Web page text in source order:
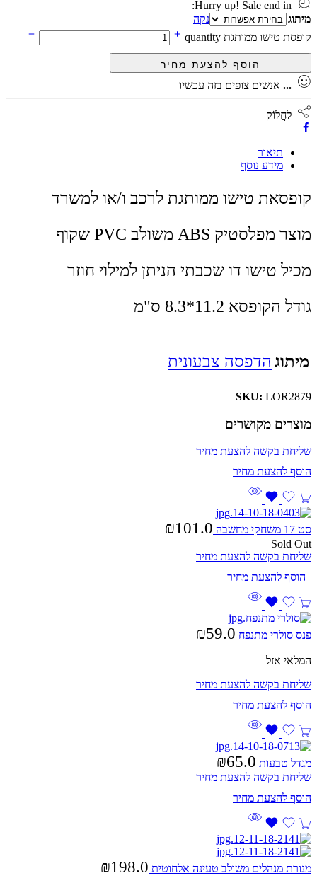
מיתוג
נקה
קופסת טישו ממותגת quantity
... אנשים צופים בזה עכשיו
לַחֲלוֹק
תיאור
מידע נוסף
קופסאת טישו ממותגת לרכב ו/או למשרד
מוצר מפלסטיק ABS משולב PVC שקוף
מכיל טישו דו שכבתי הניתן למילוי חוזר
גודל הקופסא 11.2*8.3 ס"מ
מיתוג הדפסה צבעונית
SKU: LOR2879
מוצרים מקושרים
שליחת בקשה להצעת מחיר
סט 17 משחקי מחשבה ₪101.0
Sold Out
שליחת בקשה להצעת מחיר
פנס סולרי מתנפח ₪59.0
המלאי אזל
שליחת בקשה להצעת מחיר
מגדל טבעות ₪65.0
שליחת בקשה להצעת מחיר
מנורת מנהלים משולב טעינה אלחוטית ₪198.0